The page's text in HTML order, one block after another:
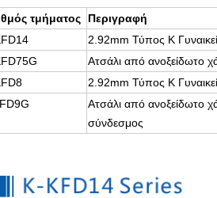
τμήματος
Περιγραφή
2.92mm Τύπος K
Ατσάλι από ανοξείδωτο
2.92mm Τύπος K
Ατσάλι από ανοξείδωτο
σύνδεσμος